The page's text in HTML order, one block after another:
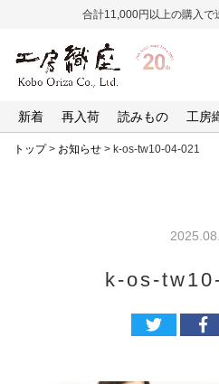
合計11,000円以上の購入で
新着 再入荷 読みもの 工房
トップ> お知らせ > k-os-tw10-04-021
k-os-